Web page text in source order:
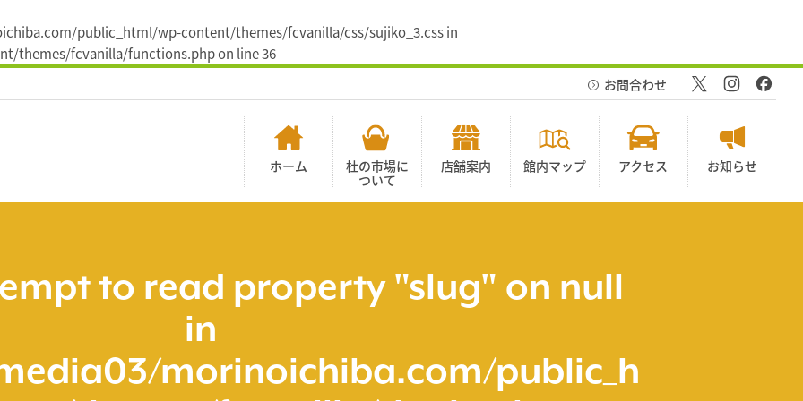
public_html/wp-content/themes/fcvanilla/css/sujiko_3.css in
themes/fcvanilla/functions.phpon line36
ホーム
杜の市場に
ついて
店舗案内 館内マップ アクセス お知らせ
お問合わせ
to read property "slug" on null
in
morinoichiba.com/public_h